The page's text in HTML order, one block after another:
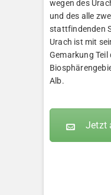
wegen des
und des alle
stattfindenden
Urach ist mit
Gemarkung Teil
Alb.
Jetzt